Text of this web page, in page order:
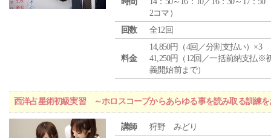
2コマ）
回数
全12回
料金
14,850円（4回／分割支払い）×3
41,250円（12回／一括前納支払※
義開始前まで）
西洋占星術初級実習 ～ホロスコープからあらゆる事を読み取る訓練を
講師 狩野 みどり